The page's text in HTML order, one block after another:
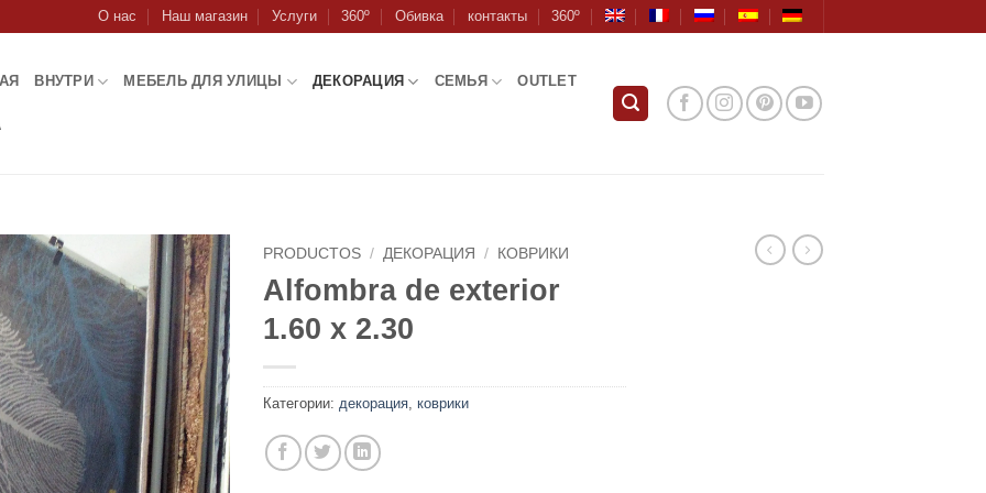
О нас Наш магазин Услуги 360º Обивка контакты 360º
ВНУТРИ МЕБЕЛЬ ДЛЯ УЛИЦЫ ДЕКОРАЦИЯ СЕМЬЯ OUTLET
PRODUCTOS / ДЕКОРАЦИЯ / КОВРИКИ
Alfombra de exterior
1.60 x 2.30
Категории: декорация коврики